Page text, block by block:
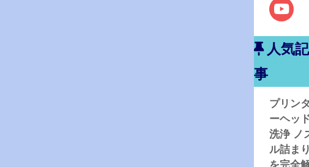
人気記
事
プリン
ーヘッ
洗浄 ノ
ル詰ま
を完全